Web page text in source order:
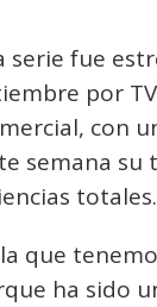
serie fue
por
con
semana
totales.
que
ha sido